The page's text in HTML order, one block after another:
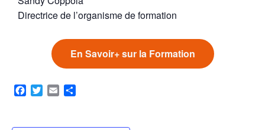
Directrice de l’organisme de formation
En Savoir+ sur la Formation
Facebook
TwitterEmail